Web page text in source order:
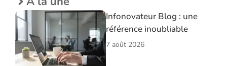
Infonovateur Blog : une
référence inoubliable
7 août 2026